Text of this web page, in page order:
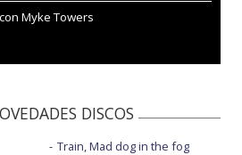
Myke Towers
DISCOS
Train, Mad dog in the fog